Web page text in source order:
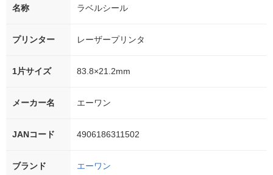
名称 ラベルシール
プリンター レーザープリンタ
1片サイズ 83.8×21.2mm
メーカー名 エーワン
JANコード 4906186311502
ブランド エーワン